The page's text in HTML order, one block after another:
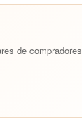
de